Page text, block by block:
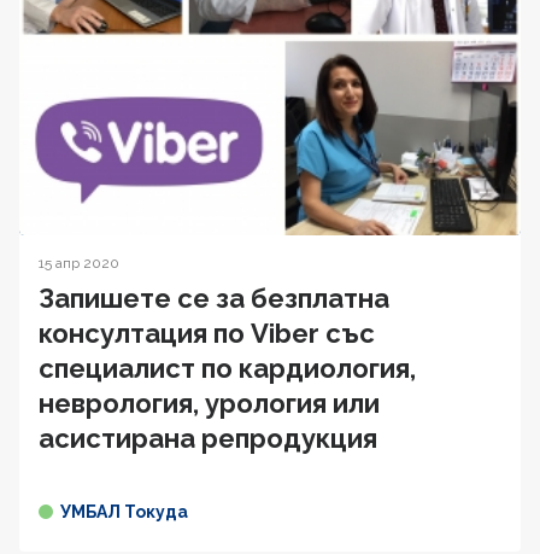
15 апр 2020
Запишете се за безплатна
консултация по Viber със
специалист по кардиология,
неврология, урология или
асистирана репродукция
УМБАЛ Токуда